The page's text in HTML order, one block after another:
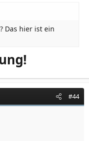
Das hier ist ein
#44